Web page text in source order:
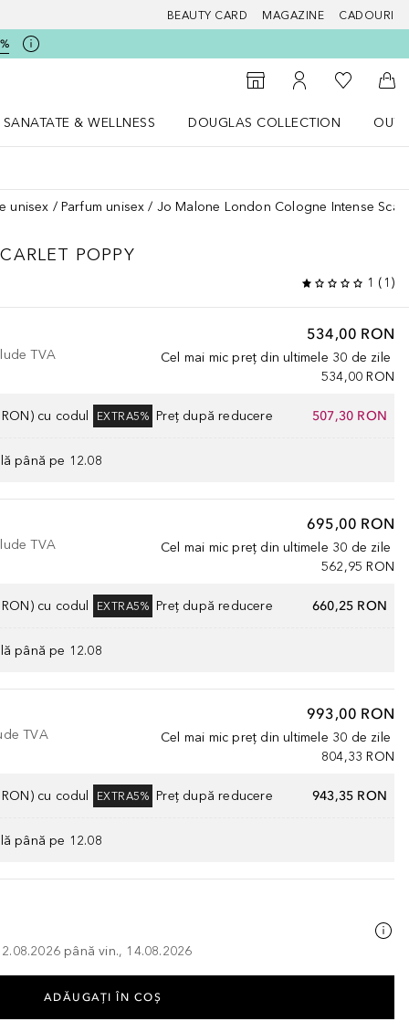
BEAUTY CARD MAGAZINE CADOURI
Către Găsire magazin
Către Contul meu
Către
SANATATE & WELLNESS
DOUGLAS COLLECTION
unisex Parfum unisex Jo Malone London Cologne Intense
POPPY
1 ( 1 )
534,00 RON
Cel mai mic preț din ultimele 30 de zile
534,00 RON
TVA
cu codul EXTRA5% Preț după reducere 507,30 RON
până pe 12.08
695,00 RON
Cel mai mic preț din ultimele 30 de zile
562,95 RON
TVA
cu codul EXTRA5% Preț după reducere 660,25 RON
până pe 12.08
993,00 RON
Cel mai mic preț din ultimele 30 de zile
804,33 RON
TVA
cu codul EXTRA5% Preț după reducere 943,35 RON
până pe 12.08
până vin., 14.08.2026
ADĂUGAȚI ÎN COŞ